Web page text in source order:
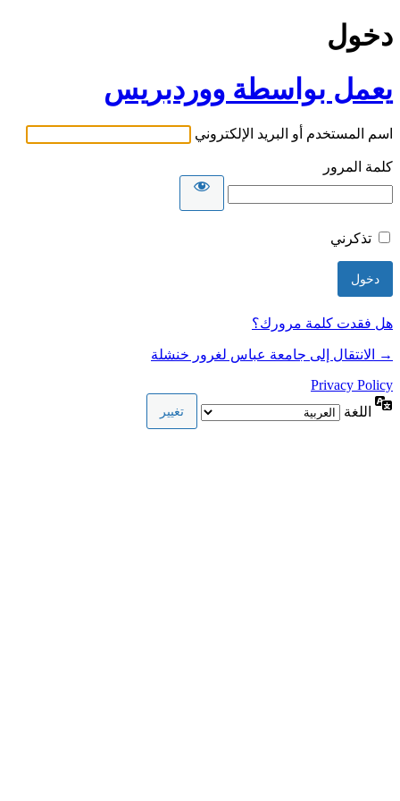
دخول
يعمل بواسطة ووردبريس
اسم المستخدم أو البريد الإلكتروني
كلمة المرور
تذكرني
هل فقدت كلمة مرورك؟
→ الانتقال إلى جامعة عباس لغرور خنشلة
Privacy Policy
اللغة